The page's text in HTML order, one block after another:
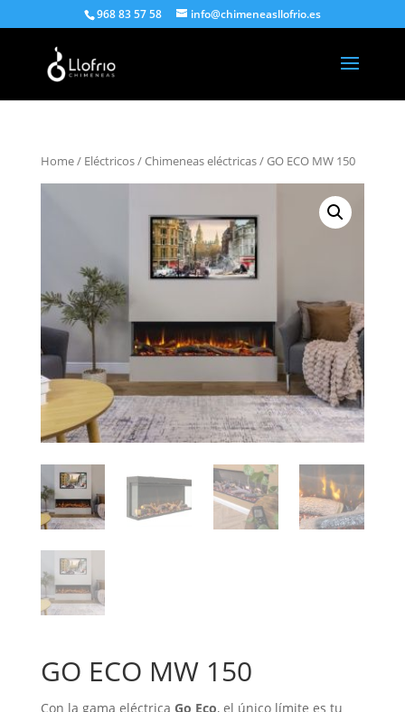
968 83 57 58 info@chimeneasllofrio.es
Home/ Eléctricos/Chimeneas eléctricas/ GO ECO MW 150
GO ECO MW 150
Con la gama eléctrica Go Eco, el único límite es tu